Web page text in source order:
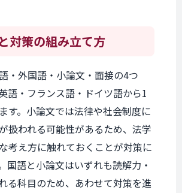
対策の組み立て方
・外国語・小論文・面接の4つ
語・フランス語・ドイツ語から1
す。小論文では法律や社会制度に
扱われる可能性があるため、法学
考え方に触れておくことが対策に
国語と小論文はいずれも読解力・
る科目のため、あわせて対策を進